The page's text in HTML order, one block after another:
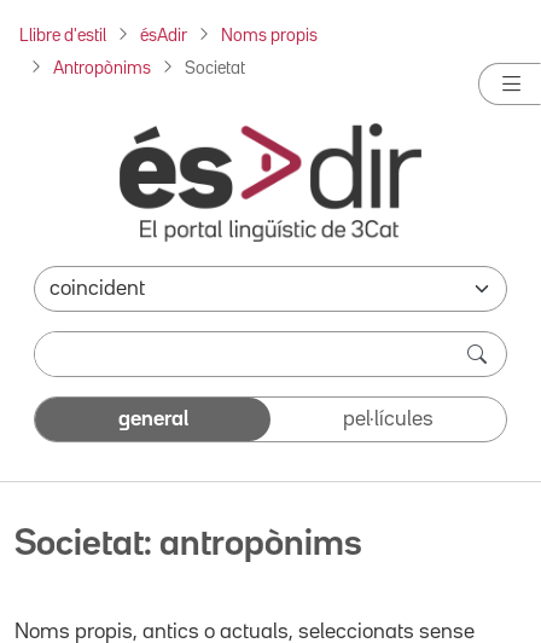
Llibre d'estil ésAdir Noms propis
Antropònims Societat
general pel·lícules
Societat: antropònims
Noms propis, antics o actuals, seleccionats sense